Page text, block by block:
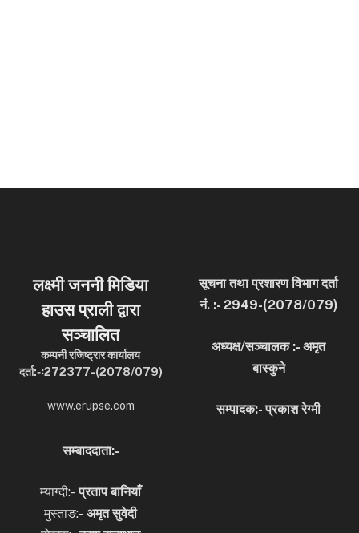
लक्ष्मी जननी मिडिया
हाउस प्राली द्वारा
सञ्चालित
कम्पनी रजिष्ट्रार कार्यालय
दर्ता:-ः272377-(2078/079)
www.erupse.com
सूचना तथा प्रशारण विभाग दर्ता
नं. :- 2949-(2078/079)
अध्यक्ष/सञ्चालक :- अमृत
बास्कुने
सम्पादक:- प्रकाश रेग्मी
सम्बाददाता:-
म्याग्दी:-प्रताप बानियाँ
मुस्ताङ:- अमृत सुवेदी